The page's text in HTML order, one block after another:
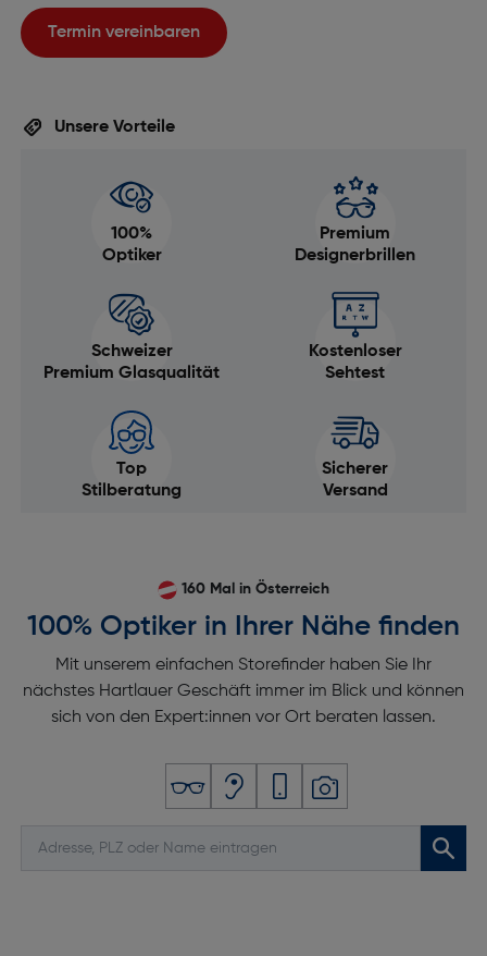
Termin vereinbaren
Unsere Vorteile
100%
Optiker
Premium
Designerbrillen
Schweizer
Premium Glasqualität
Kostenloser
Sehtest
Top
Stilberatung
Sicherer
Versand
160 Mal in Österreich
100% Optiker in Ihrer Nähe finden
Mit unserem einfachen Storefinder haben Sie Ihr
nächstes Hartlauer Geschäft immer im Blick und können
sich von den Expert:innen vor Ort beraten lassen.